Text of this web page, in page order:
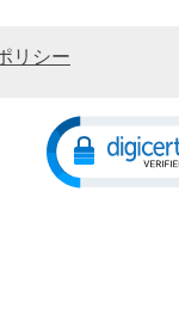
リシー